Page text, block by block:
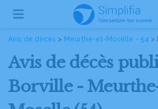
Avis de décès > Meurthe-et-Moselle - 54 >
Avis de décès
Borville -